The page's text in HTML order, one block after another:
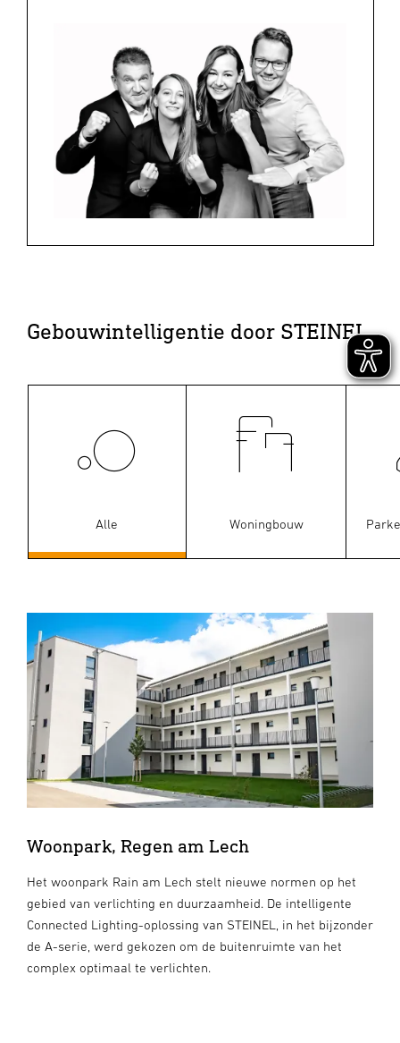
Gebouwintelligentie door STEINEL
Alle Woningbouw
Woonpark, Regen am Lech
Het woonpark Rain am Lech stelt nieuwe normen op het
gebied van verlichting en duurzaamheid. De intelligente
Connected Lighting-oplossing van STEINEL, in het bijzonder
de A-serie, werd gekozen om de buitenruimte van het
complex optimaal te verlichten.